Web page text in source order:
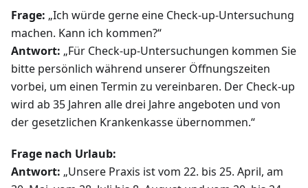
Frage: „Ich würde gerne eine Check-up-Untersuchung
machen. Kann ich kommen?“
Antwort: „Für Check-up-Untersuchungen kommen Sie
bitte persönlich während unserer Öffnungszeiten
vorbei, um einen Termin zu vereinbaren. Der Check-up
wird ab 35 Jahren alle drei Jahre angeboten und von
der gesetzlichen Krankenkasse übernommen.“
Frage nach Urlaub:
Antwort: „Unsere Praxis ist vom 22. bis 25. April, am